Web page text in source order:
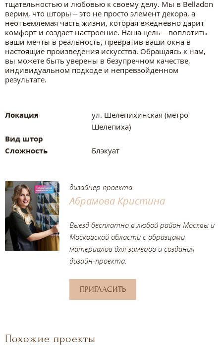
тщательностью и любовью к своему делу. Мы в Belladon
верим, что шторы – это не просто элемент декора, а
неотъемлемая часть жизни, которая ежедневно дарит
комфорт и создает настроение. Наша цель – воплотить
ваши мечты в реальность, превратив ваши окна в
настоящие произведения искусства. Обращаясь к нам,
вы можете быть уверены в безупречном качестве,
индивидуальном подходе и непревзойденном
результате.
Локация
ул. Шелепихинская (метро
Шелепиха)
Вид штор
Сложность
Блэкуат
дизайнер проекта
Абрамова Кристина
Выезд бесплатно в любой район Москвы и
Московской области с образцами
материалов для замеров и создания
дизайн-проекта:
ПРИГЛАСИТЬ
Похожие проекты